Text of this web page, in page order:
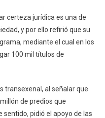
certeza jurídica es una de
y por ello refirió que su
mediante el cual en los
100 mil títulos de
transexenal, al señalar que
de predios que
sentido, pidió el apoyo de las